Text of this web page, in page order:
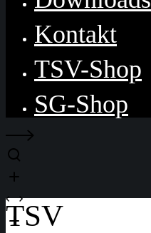
Kontakt
TSV-Shop
SG-Shop
TSV